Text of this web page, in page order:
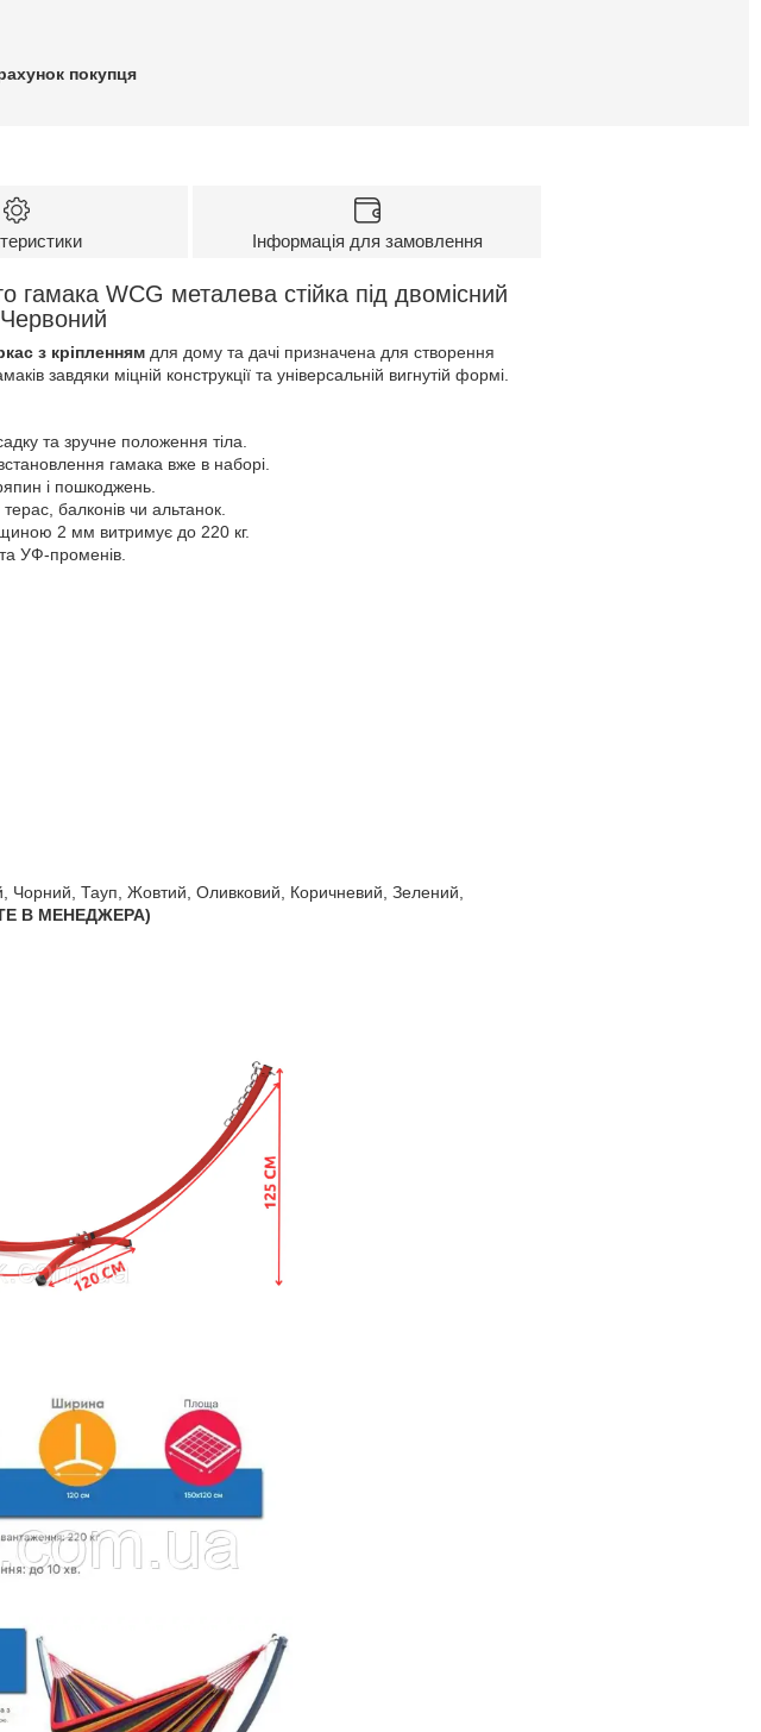
покупця
Інформація для замовлення
гамака WCG металева стійка під двомісний
з кріпленням для дому та дачі призначена для створення
завдяки міцній конструкції та універсальній вигнутій формі.
та зручне положення тіла.
гамака вже в наборі.
і пошкоджень.
балконів чи альтанок.
2 мм витримує до 220 кг.
УФ-променів.
Чорний, Тауп, Жовтий, Оливковий, Коричневий, Зелений,
В МЕНЕДЖЕРА)